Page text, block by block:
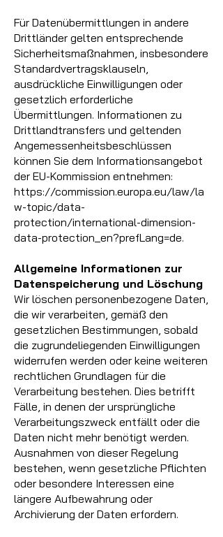
Für Datenübermittlungen in andere
Drittländer gelten entsprechende
Sicherheitsmaßnahmen, insbesondere
Standardvertragsklauseln,
ausdrückliche Einwilligungen oder
gesetzlich erforderliche
Übermittlungen. Informationen zu
Drittlandtransfers und geltenden
Angemessenheitsbeschlüssen
können Sie dem Informationsangebot
der EU-Kommission entnehmen:
https://commission.europa.eu/law/la
w-topic/data-
protection/international-dimension-
data-protection_en?prefLang=de.
Allgemeine Informationen zur
Datenspeicherung und Löschung
Wir löschen personenbezogene Daten,
die wir verarbeiten, gemäß den
gesetzlichen Bestimmungen, sobald
die zugrundeliegenden Einwilligungen
widerrufen werden oder keine weiteren
rechtlichen Grundlagen für die
Verarbeitung bestehen. Dies betrifft
Fälle, in denen der ursprüngliche
Verarbeitungszweck entfällt oder die
Daten nicht mehr benötigt werden.
Ausnahmen von dieser Regelung
bestehen, wenn gesetzliche Pflichten
oder besondere Interessen eine
längere Aufbewahrung oder
Archivierung der Daten erfordern.